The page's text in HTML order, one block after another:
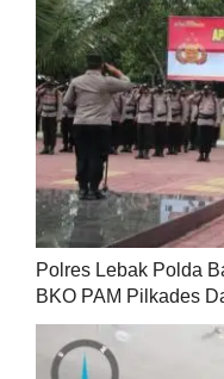
Polres Lebak Polda
BKO PAM Pilkades